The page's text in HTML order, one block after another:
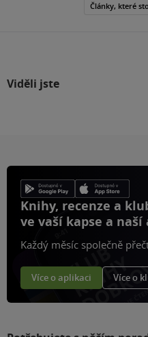
Články, které
Viděli jste
Knihy, recenze a
ve vaší kapse a naší
Každý měsíc společně
Více o aplikaci Více o